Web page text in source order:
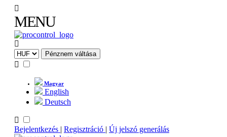
MENU
Magyar
English
Deutsch
Bejelentkezés | Regisztráció | Új jelszó generálás